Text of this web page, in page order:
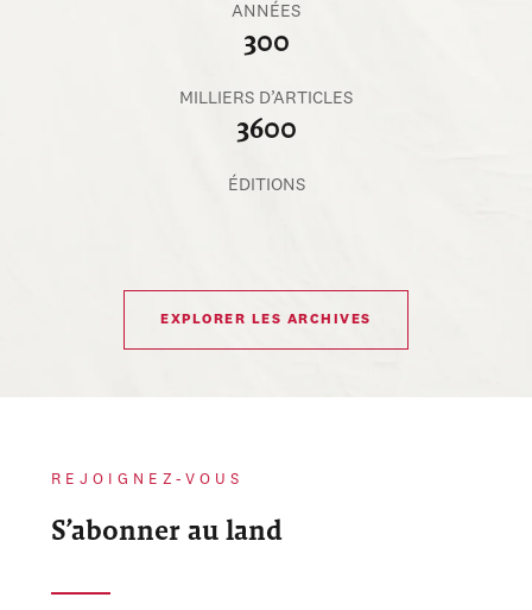
ANNÉES
300
MILLIERS D’ARTICLES
3600
ÉDITIONS
EXPLORER LES ARCHIVES
REJOIGNEZ-VOUS
S’abonner au land